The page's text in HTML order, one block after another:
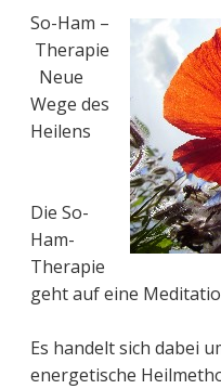
So-Ham –
Therapie
Neue
Wege des
Heilens
Die So-
Ham-
Therapie
geht auf eine
Es handelt sich dabei
energetische